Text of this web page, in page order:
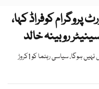
پروگرام کوفراڈ کہا،
روبینہ خالد
کسی کو پروگرام کےنام سے تکلیف ہے تو نام تبدیل نہیں ہوگا، سیاسی رہنما کو 1کروڑ